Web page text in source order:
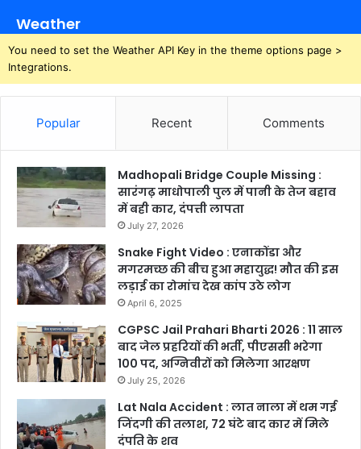
Weather
You need to set the Weather API Key in the theme options page >
Integrations.
Popular Recent Comments
Madhopali Bridge Couple Missing :
सारंगढ़ माधोपाली पुल में पानी के तेज बहाव
में बही कार, दंपत्ती लापता
July 27, 2026
Snake Fight Video : एनाकोंडा और
मगरमच्छ की बीच हुआ महायुद्ध! मौत की इस
लड़ाई का रोमांच देख कांप उठे लोग
April 6, 2025
CGPSC Jail Prahari Bharti 2026 : 11 साल
बाद जेल प्रहरियों की भर्ती, पीएससी भरेगा
100 पद, अग्निवीरों को मिलेगा आरक्षण
July 25, 2026
Lat Nala Accident : लात नाला में थम गई
जिंदगी की तलाश, 72 घंटे बाद कार में मिले
दंपति के शव